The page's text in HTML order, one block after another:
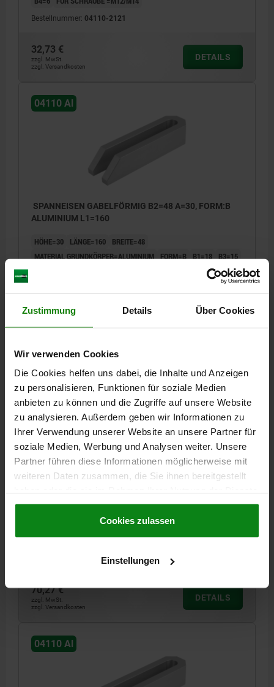
Zustimmung Details Über Cookies
Wir verwenden Cookies
Die Cookies helfen uns dabei, die Inhalte und Anzeigen
zu personalisieren, Funktionen für soziale Medien
anbieten zu können und die Zugriffe auf unsere Website
zu analysieren. Außerdem geben wir Informationen zu
Ihrer Verwendung unserer Website an unsere Partner für
soziale Medien, Werbung und Analysen weiter. Unsere
Partner führen diese Informationen möglicherweise mit
weiteren Daten zusammen, die Sie ihnen bereitgestellt
gesammelt haben.Cookie Richtlinien
Datenschutz|AGB
Cookies zulassen
Einstellungen
Bestellnummer: 04110-2121
32,73 €
zzgl. MwSt.
zzgl. Versandkosten
DETAILS
04110 Al
SPANNEISEN GABELFÖRMIG B2=48 A=30, FORM:B
ALUMINIUM L1=160
HÖHE=30 LÄNGE=160
BREITE=48
MATERIAL GRUNDKÖRPER=ALUMINIUM FORM=B B1=18 B3=15
zzgl. MwSt.
04110 Al
SPANNEISEN GABELFÖRMIG B2=48 A=36, FORM:B
MATERIAL GRUNDKÖRPER=ALUMINIUM FORM=B
B4=8 FÜR SCHRAUBE =M16/M18
04110-2161
70,27 €
zzgl. MwSt.
zzgl. Versandkosten
DETAILS
04110 Al